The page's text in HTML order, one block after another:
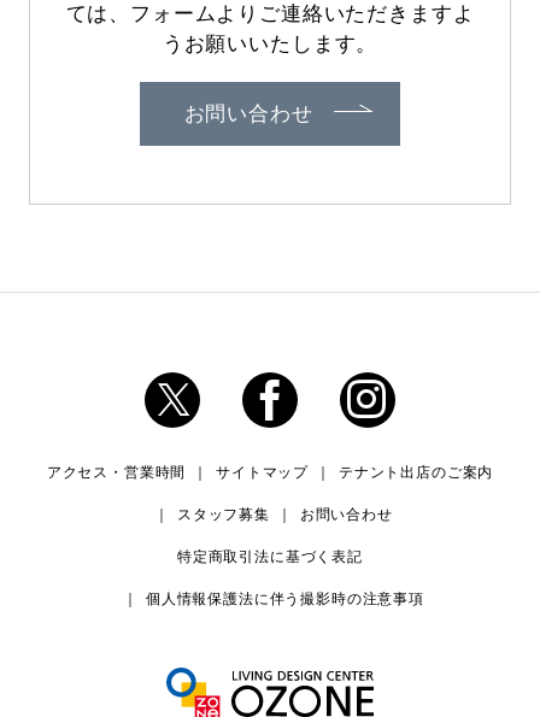
ては、フォームよりご連絡いただきますよ
うお願いいたします。
お問い合わせ
アクセス・営業時間 サイトマップ テナント出店のご案内
スタッフ募集 お問い合わせ
特定商取引法に基づく表記
個人情報保護法に伴う撮影時の注意事項